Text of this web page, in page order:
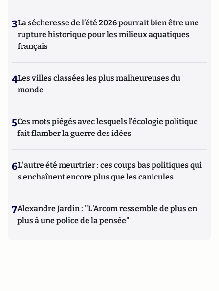
3La sécheresse de l’été 2026 pourrait bien être une
rupture historique pour les milieux aquatiques
français
4Les villes classées les plus malheureuses du
monde
5Ces mots piégés avec lesquels l’écologie politique
fait flamber la guerre des idées
6L'autre été meurtrier : ces coups bas politiques qui
s'enchaînent encore plus que les canicules
7Alexandre Jardin : "L'Arcom ressemble de plus en
plus à une police de la pensée"